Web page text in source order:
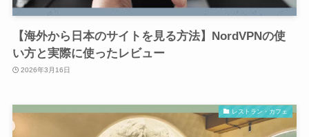
【海外から日本のサイトを見る方法】NordVPNの使
い方と実際に使ったレビュー
2026年3月16日
レストラン・カフェ